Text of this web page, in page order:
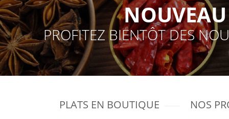
PROFITEZ BIENTÔT DES
PLATS EN BOUTIQUE NOS